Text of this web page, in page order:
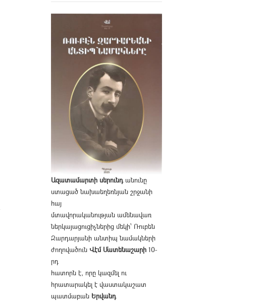
Ազատամարտի սերունդանունը
ստացած նախաեղեռնյան շրջանի
հայ
մտավորականության ամենավառ
ներկայացուցիչներից մեկի՝ Ռուբեն
Զարդարյանի անտիպ նամակների
ժողովածուն Վէմ Մատենաշարի 10-
րդ
հատորն է, որը կազմել ու
հրատարակել է վաստակաշատ
պատմաբան Երվանդ